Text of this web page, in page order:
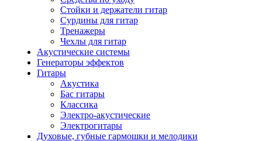
Стойки и держатели гитар
Сурдины для гитар
Тренажеры
Чехлы для гитар
Акустические системы
Генераторы эффектов
Гитары
Акустика
Бас гитары
Классика
Электро-акустические
Электрогитары
Духовые, губные гармошки и мелодики